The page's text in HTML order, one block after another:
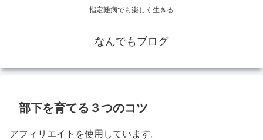
指定難病でも楽しく生きる
なんでもブログ
部下を育てる３つのコツ
アフィリエイトを使用しています。